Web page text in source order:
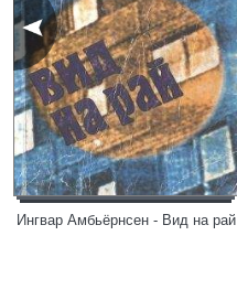
Ингвар Амбьёрнсен - Вид на рай